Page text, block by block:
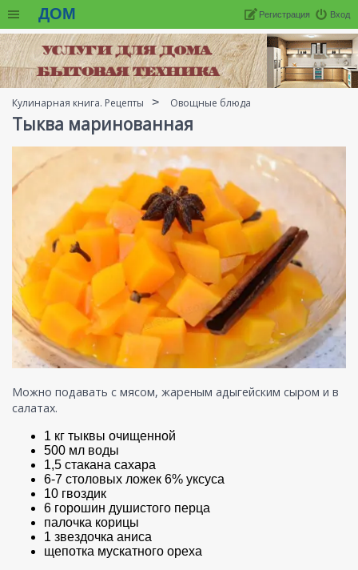
ДОМ Вход
Регистрация
Кулинарная книга. Рецепты Овощные блюда
Тыква маринованная
Можно подавать с мясом, жареным адыгейским сыром и в
салатах.
1 кг тыквы очищенной
500 мл воды
1,5 стакана сахара
6-7 столовых ложек 6% уксуса
10 гвоздик
6 горошин душистого перца
палочка корицы
1 звездочка аниса
щепотка мускатного ореха